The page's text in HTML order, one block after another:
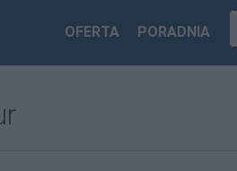
OFERTA PORADNIA